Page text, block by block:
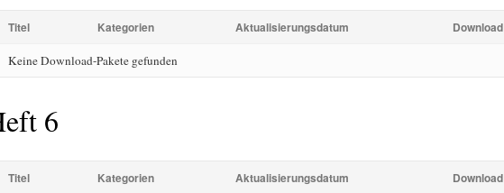
Titel Kategorien Aktualisierungsdatum Download
Keine Download-Pakete gefunden
6
Titel Kategorien Aktualisierungsdatum Download